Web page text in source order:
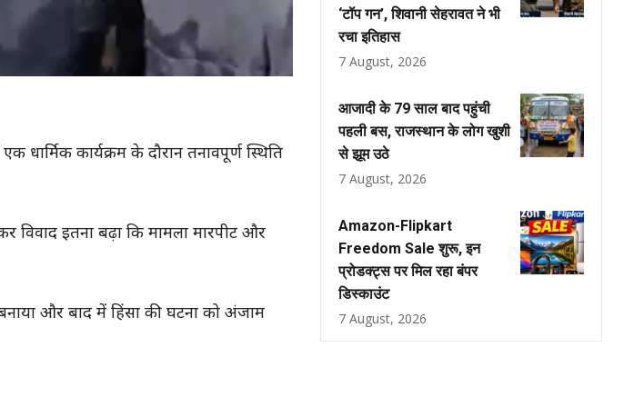
धार्मिक कार्यक्रम के दौरान तनावपूर्ण स्थिति
इतना बढ़ा कि मामला मारपीट और
और बाद में हिंसा की घटना को अंजाम
‘टॉप गन’, शिवानी सेहरावत ने भी
रचा इतिहास
7 August, 2026
आजादी के 79 साल बाद पहुंची
पहली बस, राजस्थान के लोग खुशी
से झूम उठे
7 August, 2026
Amazon-Flipkart
Freedom Sale शुरू, इन
प्रोडक्ट्स पर मिल रहा बंपर
डिस्काउंट
7 August, 2026